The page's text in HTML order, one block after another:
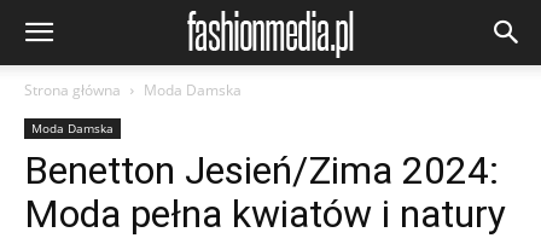
Strona główna Moda Damska
Moda Damska
Benetton Jesień/Zima 2024:
Moda pełna kwiatów i natury